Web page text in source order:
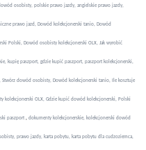
osobisty, polskie prawo jazdy, angielskie prawo jazdy,
prawo jazd, Dowód kolekcjonerski tanio, Dowód
Polski, Dowód osobisty kolekcjonerski OLX, Jak wyrobić
kupię paszport, gdzie kupić paszport, paszport kolekcjonerski,
dowód osobisty, Dowód kolekcjonerski tanio, Ile kosztuje
OLX, Gdzie kupić dowód kolekcjonerski, Polski
paszport , dokumenty kolekcjonerskie, kolekcjonerski dowód
prawo jazdy, karta pobytu, karta pobytu dla cudzoziemca,